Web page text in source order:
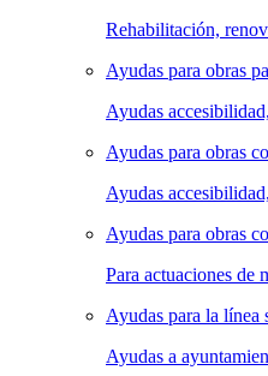
Rehabilitación,
Ayudas para obras
Ayudas
Ayudas para obras
Ayudas
Ayudas para obras
Para actuaciones de
Ayudas para la línea
Ayudas a